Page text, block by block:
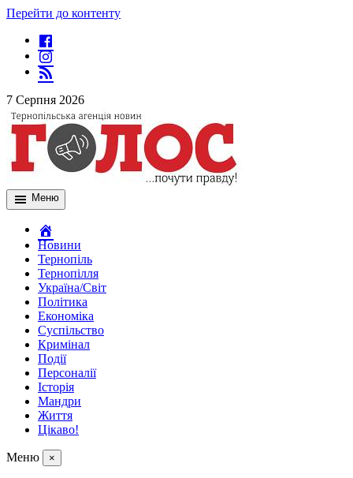
Перейти до контенту
7 Серпня 2026
Меню
Новини
Тернопіль
Тернопілля
Україна/Світ
Політика
Економіка
Суспільство
Кримінал
Події
Персоналії
Історія
Мандри
Життя
Цікаво!
Меню ×